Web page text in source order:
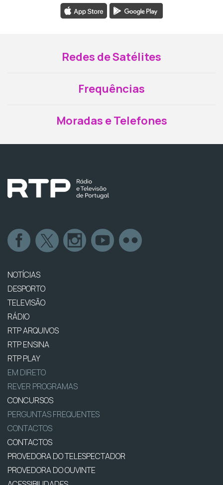
Redes de Satélites
Frequências
Moradas e Telefones
NOTÍCIAS
DESPORTO
TELEVISÃO
RÁDIO
RTP ARQUIVOS
RTP ENSINA
RTP PLAY
EM DIRETO
REVER PROGRAMAS
CONCURSOS
PERGUNTAS FREQUENTES
CONTACTOS
CONTACTOS
PROVEDORA DO TELESPECTADOR
PROVEDORA DO OUVINTE